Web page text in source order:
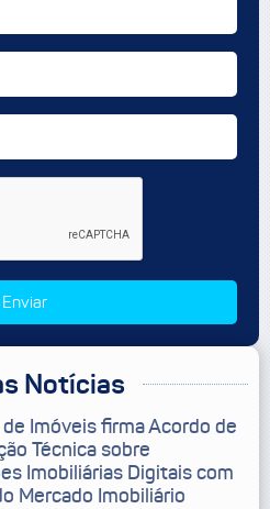
Enviar
Notícias
Imóveis firma Acordo de
Técnica sobre
Imobiliárias Digitais com
Mercado Imobiliário